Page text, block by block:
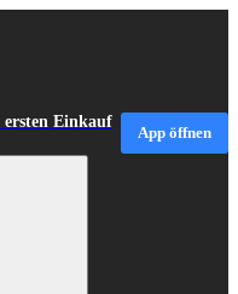
ersten Einkauf
App öffnen